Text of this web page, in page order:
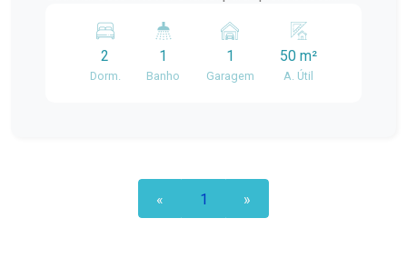
e bem localizado. Principais características do
apartamento: - Sala e Cozinha Integradas: Com
piso frio, criando um ambiente espaçoso e
Garantindo comodidade e segurança para os
2
Dorm.
1
Banho
1
Garagem
50 m²
A. Útil
« 1 »